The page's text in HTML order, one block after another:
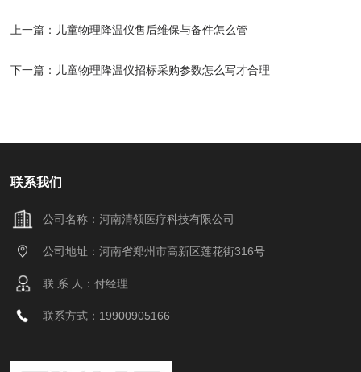
上一篇： 儿童物理降温仪售后维保与备件怎么管
下一篇： 儿童物理降温仪招标采购参数怎么写才合理
联系我们
公司名称：河南清领医疗科技有限公司
公司地址：河南省郑州市高新区莲花街316号
联 系 人：付经理
联系方式：19900905166